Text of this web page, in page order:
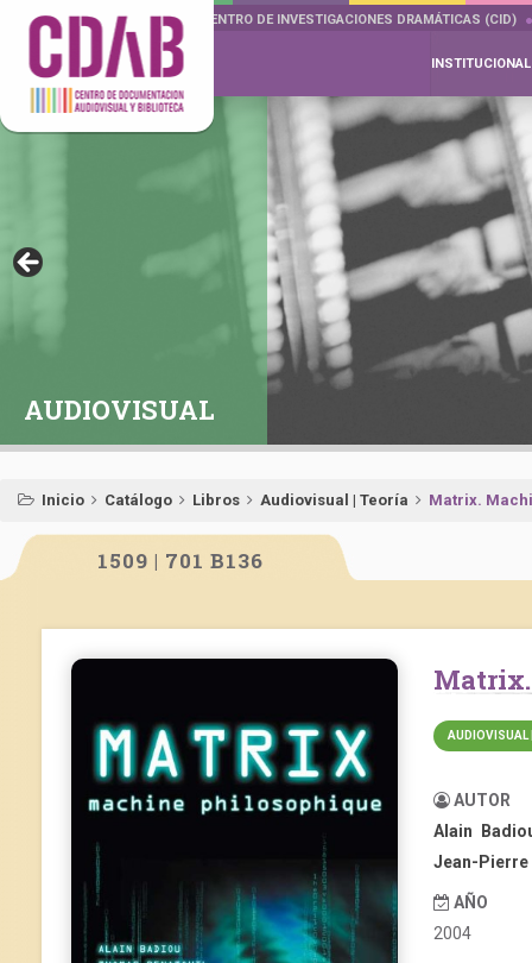
DOCUMENTA DRAMÁTICAS CENTRO DE INVESTIGACIONES DRAMÁTICAS (CID)
INSTITUCIONAL
AUDIOVISUAL
Inicio Catálogo Libros Audiovisual | Teoría Matrix.
1509 | 701 B136
AUDIOVISUAL
AUTOR
Alain
Jean-
AÑO
2004